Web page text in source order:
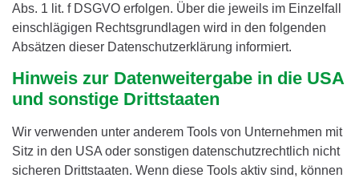
Abs. 1 lit. f DSGVO erfolgen. Über die jeweils im Einzelfall
einschlägigen Rechtsgrundlagen wird in den folgenden
Absätzen dieser Datenschutzerklärung informiert.
Hinweis zur Datenweitergabe in die USA
und sonstige Drittstaaten
Wir verwenden unter anderem Tools von Unternehmen mit
Sitz in den USA oder sonstigen datenschutzrechtlich nicht
sicheren Drittstaaten. Wenn diese Tools aktiv sind, können